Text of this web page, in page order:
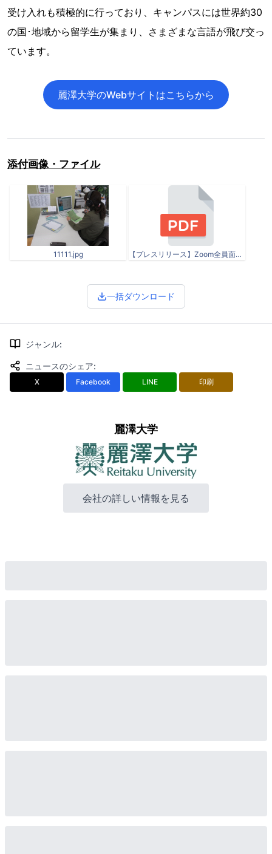
受け入れも積極的に行っており、キャンパスには世界約30
の国･地域から留学生が集まり、さまざまな言語が飛び交っ
ています。
麗澤大学のWebサイトはこちらから
添付画像・ファイル
11111.jpg 【プレスリリース】Zoom全員面談_就活対策_.pdf
一括ダウンロード
ジャンル:
ニュースのシェア:
X Facebook LINE 印刷
麗澤大学
会社の詳しい情報を見る